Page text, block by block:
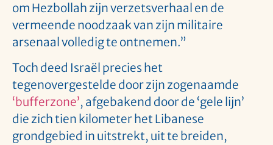
om Hezbollah zijn verzetsverhaal en de
vermeende noodzaak van zijn militaire
arsenaal volledig te ontnemen.”
Toch deed Israël precies het
tegenovergestelde door zijn zogenaamde
‘bufferzone’, afgebakend door de ‘gele lijn’
die zich tien kilometer het Libanese
grondgebied in uitstrekt, uit te breiden,